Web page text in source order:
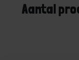
Aantal